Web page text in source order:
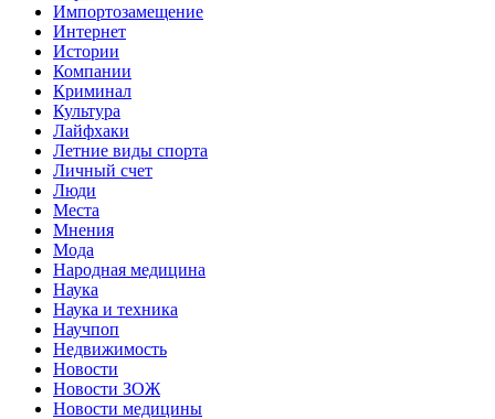
Импортозамещение
Интернет
Истории
Компании
Криминал
Культура
Лайфхаки
Летние виды спорта
Личный счет
Люди
Места
Мнения
Мода
Народная медицина
Наука
Наука и техника
Научпоп
Недвижимость
Новости
Новости ЗОЖ
Новости медицины